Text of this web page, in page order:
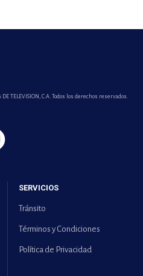
DE TELEVISION, C.A. Todos los derechos reservados.
SERVICIOS
Tránsito
Términos y Condiciones
Política de Privacidad